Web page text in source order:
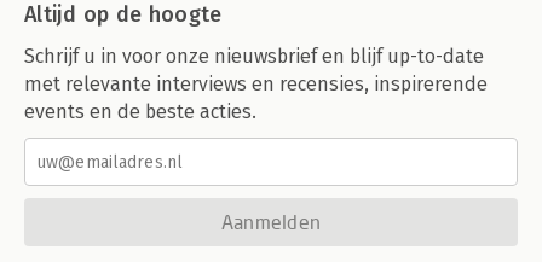
Altijd op de hoogte
Schrijf u in voor onze nieuwsbrief en blijf up-to-date
met relevante interviews en recensies, inspirerende
events en de beste acties.
Aanmelden